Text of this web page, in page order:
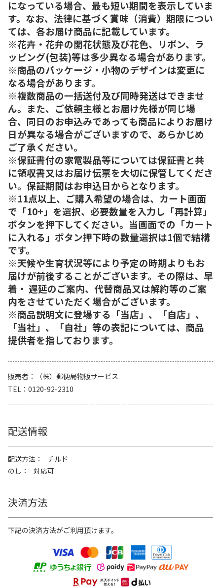
になっている場合、最も短い期間を表示していま
す。なお、法律に基づく賞味（消費）期限につい
ては、各お届け商品に記載しています。
※花卉・花弁の開花状態及び花色、リボン、ラ
ッピング(包装)等は多少異なる場合があります。
※商品のパッケージ・小物のデザインは変更に
なる場合があります。
※複数商品の一括送付及び同時発送はできませ
ん。また、ご依頼主様とお届け先様が同じ場
合、同日のお申込みであっても商品によりお届け
日が異なる場合がございますので、あらかじめ
ご了承ください。
※保証書付の家電製品等については保証書と共
に領収書又はお届け伝票を大切に保管してくださ
い。保証期間はお申込日からとなります。
※11点以上、ご購入希望の場合は、カート画面
で「10+」を選択、必要数量を入力し「再計算」
ボタンを押下してください。当画面での「カート
に入れる」ボタン押下時の数量選択は1個で結構
です。
※天候や生育状況等により予定の時期よりもお
届けが前後することがございます。その際は、早
着・ 遅延のご案内、代替商品又は解約等のご案
内をさせていただく場合がございます。
※商品説明文に登場する「当店」、「自店」、
「当社」、「自社」等の表記については、商品
提供者を指しております。
販売者
（株）郵便局物販サービス
TEL
0120-92-2310
配送情報
配送方法
チルド
のし
対応可
決済方法
下記の決済方法がご利用頂けます。